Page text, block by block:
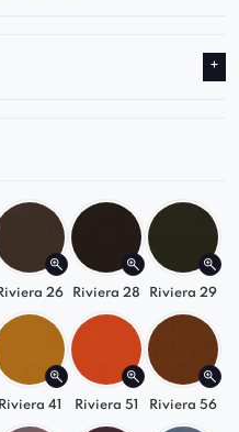
jest trwała i
funkcjonalność
gamie kolorów,
sofę idealnie
przestrzenią i
26 Riviera 28 Riviera 29
Riviera 41 Riviera 51 Riviera 56